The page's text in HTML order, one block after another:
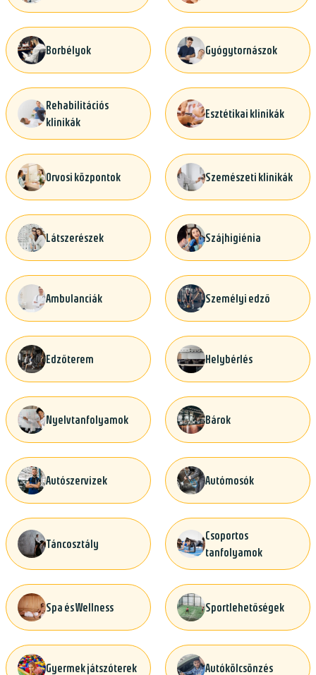
Borbélyok Gyógytornászok
Rehabilitációs
klinikák
Esztétikai klinikák
Orvosi központok Szemészeti klinikák
Látszerészek Szájhigiénia
Ambulanciák Személyi edző
Edzőterem Helybérlés
Nyelvtanfolyamok Bárok
Autószervizek Autómosók
Táncosztály
Csoportos
tanfolyamok
Spa és Wellness Sportlehetőségek
Gyermek játszóterek Autókölcsönzés